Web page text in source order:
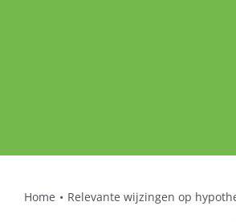
Home Relevante wijzingen op